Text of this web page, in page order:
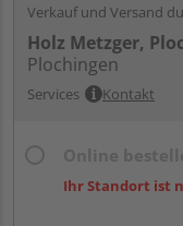
Verkauf und Versand
Holz Metzger,
Plochingen
Services Kontakt
Ihr Standort ist